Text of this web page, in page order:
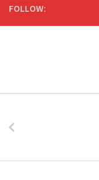
FOLLOW: